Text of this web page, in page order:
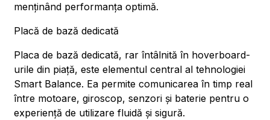
menținând performanța optimă.
Placă de bază dedicată
Placa de bază dedicată, rar întâlnită în hoverboard-
urile din piață, este elementul central al tehnologiei
Smart Balance. Ea permite comunicarea în timp real
între motoare, giroscop, senzori și baterie pentru o
experiență de utilizare fluidă și sigură.